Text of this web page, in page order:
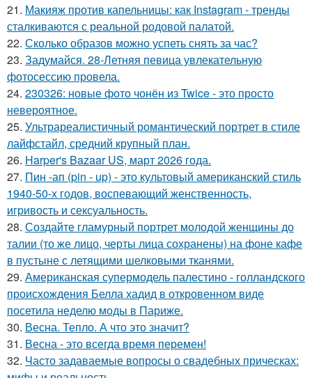
21. Макияж против капельницы: как Instagram - тренды
сталкиваются с реальной родовой палатой.
22. Сколько образов можно успеть снять за час?
23. Задумайся. 28-Летняя певица увлекательную
фотосессию провела.
24. 230326: новые фото чонён из Twice - это просто
невероятное.
25. Ультрареалистичный романтический портрет в стиле
лайфстайл, средний крупный план.
26. Harper's Bazaar US, март 2026 года.
27. Пин -ап (pin - up) - это культовый американский стиль
1940-50-х годов, воспевающий женственность,
игривость и сексуальность.
28. Создайте гламурный портрет молодой женщины до
талии (то же лицо, черты лица сохранены) на фоне кафе
в пустыне с летящими шелковыми тканями.
29. Американская супермодель палестино - голландского
происхождения Белла хадид в откровенном виде
посетила неделю моды в Париже.
30. Весна. Тепло. А что это значит?
31. Весна - это всегда время перемен!
32. Часто задаваемые вопросы о свадебных прическах: